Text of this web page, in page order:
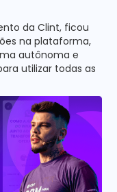
da Clint, ficou
na plataforma,
autônoma e
utilizar todas as